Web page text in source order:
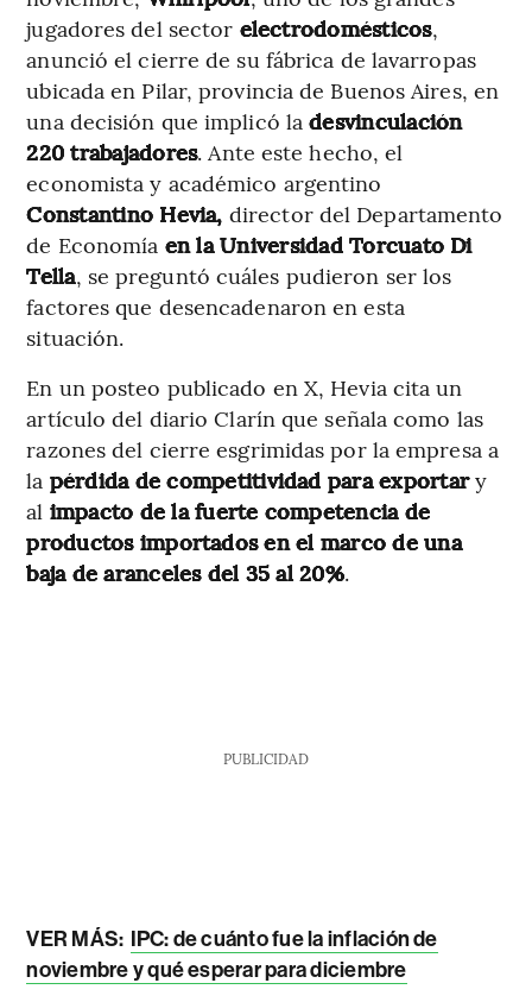
jugadores del sector electrodomésticos,
anunció el cierre de su fábrica de lavarropas
ubicada en Pilar, provincia de Buenos Aires, en
una decisión que implicó ladesvinculación
220 trabajadores. Ante este hecho, el
economista y académico argentino
Constantino Hevia, director del Departamento
de Economía en la Universidad Torcuato Di
Tella, se preguntó cuáles pudieron ser los
factores que desencadenaron en esta
situación.
En un posteo publicado en X, Hevia cita un
artículo del diario Clarín que señala como las
razones del cierre esgrimidas por la empresa a
la pérdida de competitividad para exportary
al impacto de la fuerte competencia de
productos importados en el marco de una
baja de aranceles del 35 al 20%.
PUBLICIDAD
VER MÁS: IPC: de cuánto fue la inflación de
noviembre y qué esperar para diciembre